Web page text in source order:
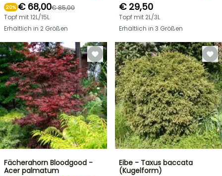
20% € 68,00€ 85,00
Topf mit 12L/15L
Erhältlich in 2 Größen
€ 29,50
Topf mit 2L/3L
Erhältlich in 3 Größen
Fächerahorn Bloodgood -
Acer palmatum
Eibe - Taxus baccata
(Kugelform)